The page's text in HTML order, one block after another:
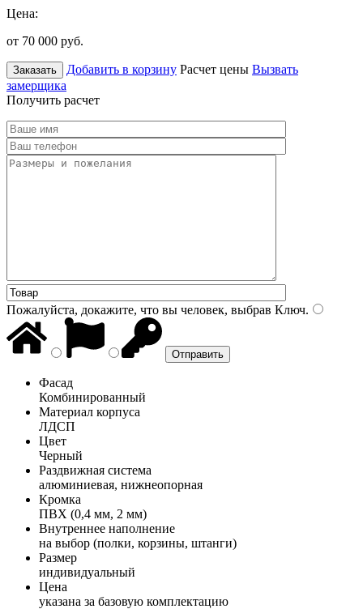
Цена:
от 70 000 руб.
Заказать Добавить в корзину Расчет цены Вызвать
замерщика
Получить расчет
Пожалуйста, докажите, что вы человек, выбрав Ключ.
Фасад
Комбинированный
Материал корпуса
ЛДСП
Цвет
Черный
Раздвижная система
алюминиевая, нижнеопорная
Кромка
ПВХ (0,4 мм, 2 мм)
Внутреннее наполнение
на выбор (полки, корзины, штанги)
Размер
индивидуальный
Цена
указана за базовую комплектацию